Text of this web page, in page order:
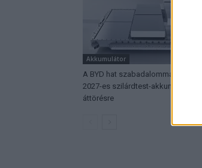
Akkumulátor
A BYD hat szabadalommal készül a
2027-es szilárdtest-akkumulátor-
áttörésre